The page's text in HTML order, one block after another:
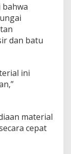
dan batu
ini
material
cepat